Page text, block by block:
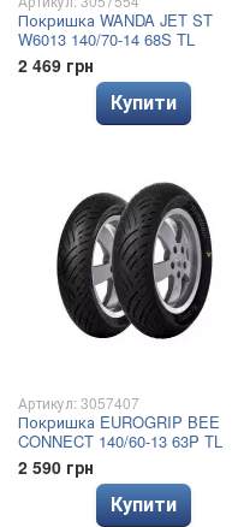
Покришка WANDA JET ST
W6013 140/70-14 68S TL
2 469 грн
Купити
Артикул: 3057407
Покришка EUROGRIP BEE
CONNECT 140/60-13 63P TL
2 590 грн
Купити